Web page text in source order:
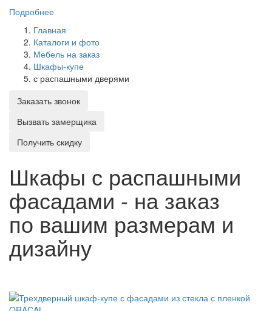
Подробнее
Главная
Каталоги и фото
Мебель на заказ
Шкафы-купе
с распашными дверями
Заказать звонок
Вызвать замерщика
Получить скидку
Шкафы с распашными
фасадами - на заказ
по вашим размерам и
дизайну